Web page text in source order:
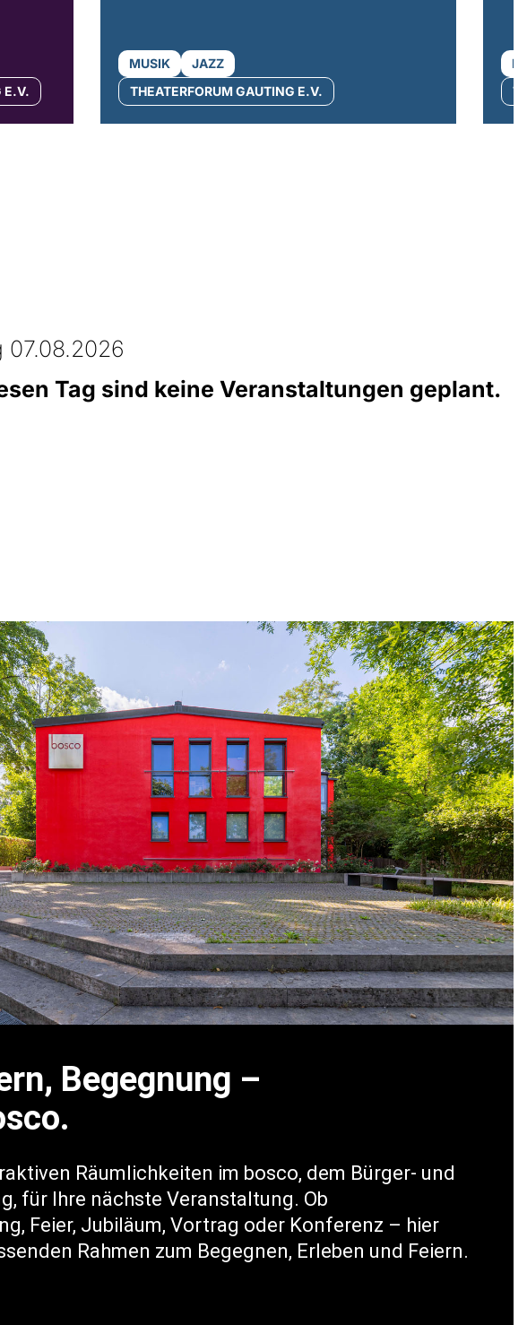
E.V.
MUSIK
JAZZ
THEATERFORUM GAUTING E.V.
07.08.2026
Tag sind keine Veranstaltungen geplant.
Begegnung –
Räumlichkeiten im bosco, dem Bürger- und
für Ihre nächste Veranstaltung. Ob
Feier, Jubiläum, Vortrag oder Konferenz – hier
Rahmen zum Begegnen, Erleben und Feiern.